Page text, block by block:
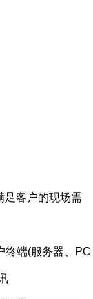
足客户的现场需
终端(服务器、 PC